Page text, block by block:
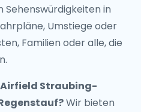
Sehenswürdigkeiten in
Umstiege oder
Familien oder alle, die
Straubing-
?Wir bieten